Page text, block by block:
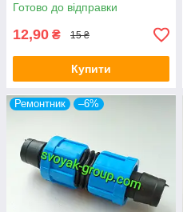
Готово до відправки
12,90 ₴ 15 ₴
Купити
Ремонтник –6%